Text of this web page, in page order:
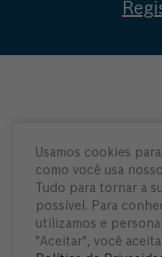
Usamos cookies
como você usa
Tudo para tornar a
possível. Para
utilizamos e
"Aceitar", você